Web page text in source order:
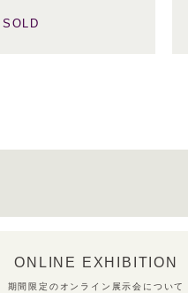
SOLD
ONLINE EXHIBITION
期間限定のオンライン展示会について